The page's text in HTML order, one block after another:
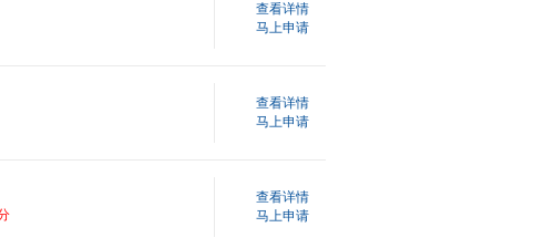
查看详情
马上申请
查看详情
马上申请
查看详情
马上申请